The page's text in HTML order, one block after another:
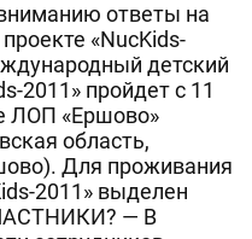
ответы на
«NucKids-
детский
2011» пройдет с 11
ЛОП «Ершово»
область,
Для проживания
2011» выделен
— В